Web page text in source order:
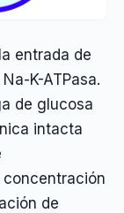
entrada de
K-ATPasa.
de glucosa
intacta
concentración
de